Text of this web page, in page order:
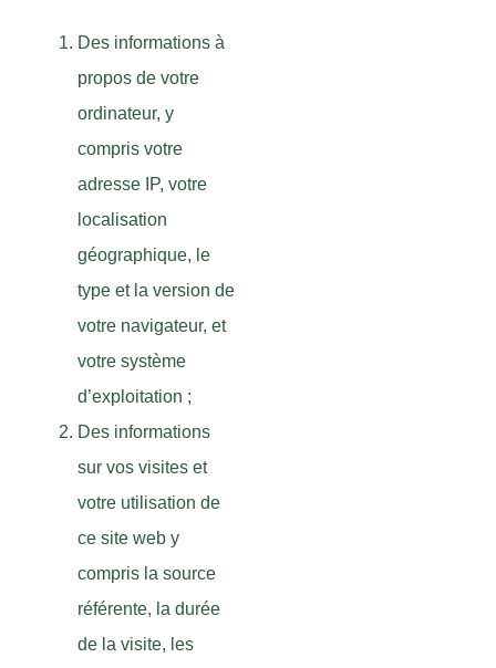
Des informations à
propos de votre
ordinateur, y
compris votre
adresse IP, votre
localisation
géographique, le
type et la version de
votre navigateur, et
votre système
d’exploitation ;
Des informations
sur vos visites et
votre utilisation de
ce site web y
compris la source
référente, la durée
de la visite, les